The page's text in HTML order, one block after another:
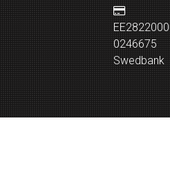
0246675
Swedbank